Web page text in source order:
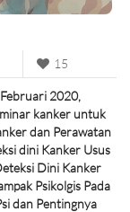
15
2020,
kanker untuk
dan Perawatan
dini Kanker Usus
Dini Kanker
Psikolgis Pada
dan Pentingnya